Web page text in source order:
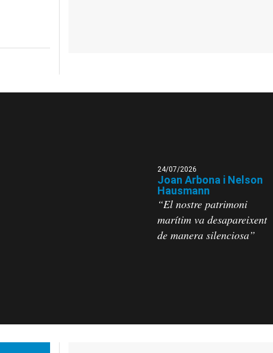
24/07/2026
Joan Arbona i Nelson
Hausmann
“El nostre patrimoni
marítim va desapareixent
de manera silenciosa”